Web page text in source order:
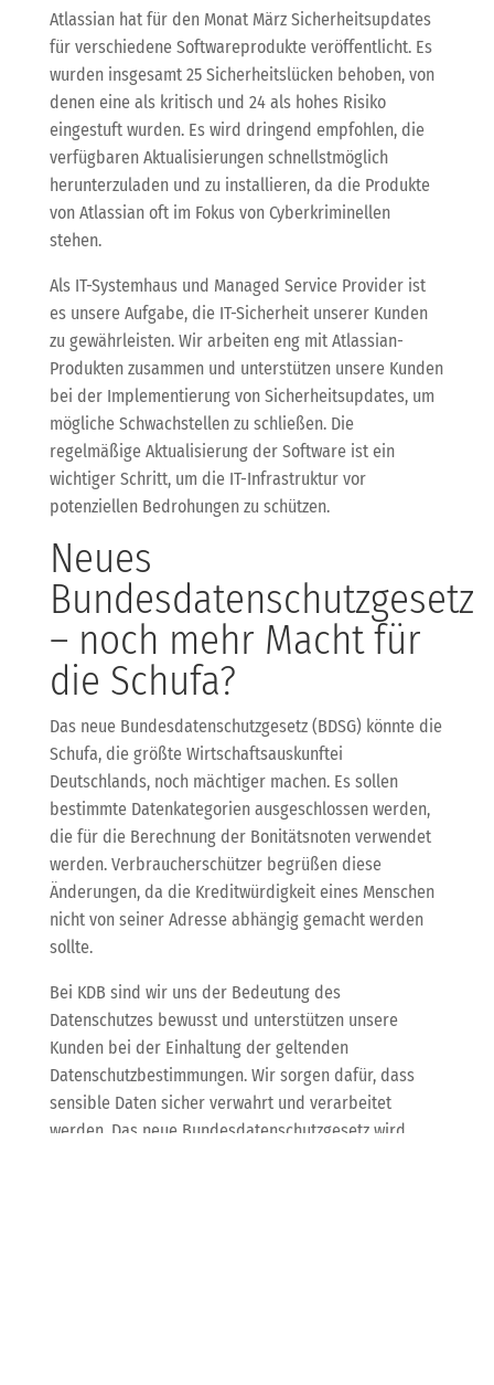
Atlassian hat für den Monat März Sicherheitsupdates
für verschiedene Softwareprodukte veröffentlicht. Es
wurden insgesamt 25 Sicherheitslücken behoben, von
denen eine als kritisch und 24 als hohes Risiko
eingestuft wurden. Es wird dringend empfohlen, die
verfügbaren Aktualisierungen schnellstmöglich
herunterzuladen und zu installieren, da die Produkte
von Atlassian oft im Fokus von Cyberkriminellen
stehen.
Als IT-Systemhaus und Managed Service Provider ist
es unsere Aufgabe, die IT-Sicherheit unserer Kunden
zu gewährleisten. Wir arbeiten eng mit Atlassian-
Produkten zusammen und unterstützen unsere Kunden
bei der Implementierung von Sicherheitsupdates, um
mögliche Schwachstellen zu schließen. Die
regelmäßige Aktualisierung der Software ist ein
wichtiger Schritt, um die IT-Infrastruktur vor
potenziellen Bedrohungen zu schützen.
Neues
Bundesdatenschutzgesetz
– noch mehr Macht für
die Schufa?
Das neue Bundesdatenschutzgesetz (BDSG) könnte die
Schufa, die größte Wirtschaftsauskunftei
Deutschlands, noch mächtiger machen. Es sollen
bestimmte Datenkategorien ausgeschlossen werden,
die für die Berechnung der Bonitätsnoten verwendet
werden. Verbraucherschützer begrüßen diese
Änderungen, da die Kreditwürdigkeit eines Menschen
nicht von seiner Adresse abhängig gemacht werden
sollte.
Bei KDB sind wir uns der Bedeutung des
Datenschutzes bewusst und unterstützen unsere
Kunden bei der Einhaltung der geltenden
Datenschutzbestimmungen. Wir sorgen dafür, dass
sensible Daten sicher verwahrt und verarbeitet
werden. Das neue Bundesdatenschutzgesetz wird